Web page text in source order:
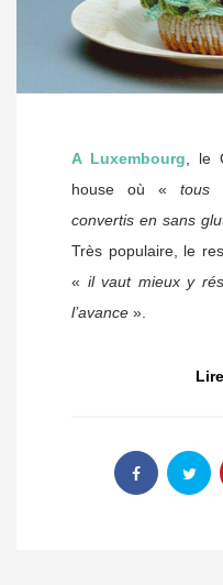
A Luxembourg, le
house où «tous
convertis en sans
Très populaire, le
« il vaut mieux y
l’avance ».